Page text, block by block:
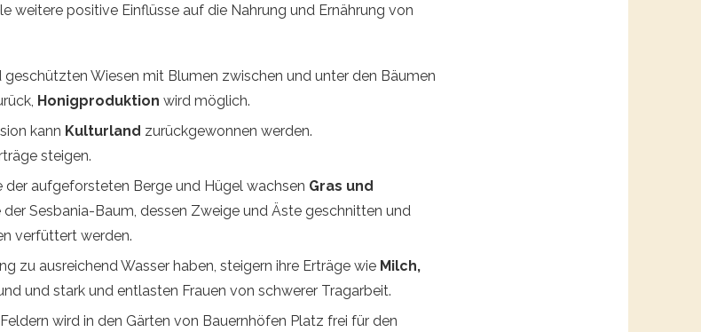
weitere positive Einflüsse auf die Nahrung und Ernährung von
Wiesen mit Blumen zwischen und unter den Bäumen
Honigproduktion wird möglich.
kann Kulturland zurückgewonnen werden.
steigen.
der aufgeforsteten Berge und Hügel wachsen Gras und
der Sesbania-Baum, dessen Zweige und Äste geschnitten und
verfüttert werden.
zu ausreichend Wasser haben, steigern ihre Erträge wie Milch,
und stark und entlasten Frauen von schwerer Tragarbeit.
wird in den Gärten von Bauernhöfen Platz frei für den